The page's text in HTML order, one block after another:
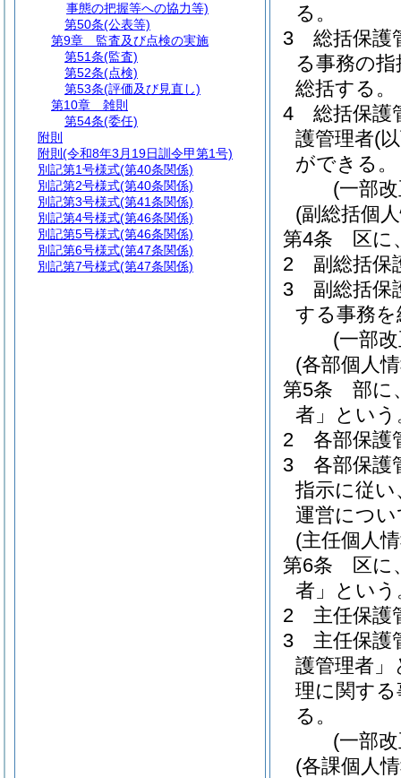
る。
3
総括保護
る事務の
総括する。
4
総括保護
護管理者(
ができる。
(一部
(副総括個
第4条
区に
2
副総括保
3
副総括保
する事務
(一部
(各部個人
第5条
部に
者」という
2
各部保護
3
各部保護
指示に従
運営につ
(主任個人
第6条
区に
者」という
2
主任保護
3
主任保護
護管理者」
理に関す
る。
(一部
(各課個人
事態の把握等への協力等)
第50条(公表等)
第9章
監査及び点検の実施
第51条(監査)
第52条(点検)
第53条(評価及び見直し)
第10章
雑則
第54条(委任)
附則
附則 (令和8年3月19日訓令甲第1号)
別記第1号様式(第40条関係)
別記第2号様式(第40条関係)
別記第3号様式(第41条関係)
別記第4号様式(第46条関係)
別記第5号様式(第46条関係)
別記第6号様式(第47条関係)
別記第7号様式(第47条関係)